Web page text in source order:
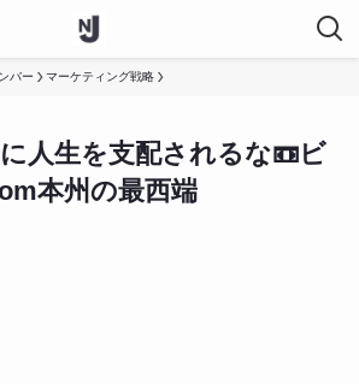
バー マーケティング戦略
に人生を支配されるな📼ビ
本州の最西端